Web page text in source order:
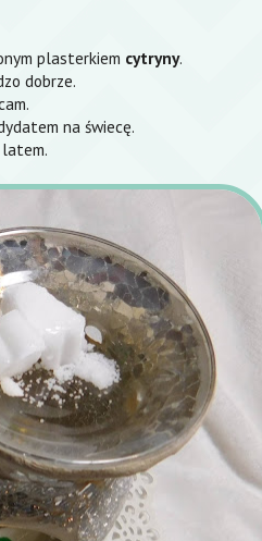
plasterkiem cytryny.
dobrze.
na świecę.